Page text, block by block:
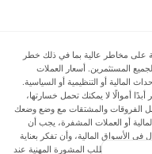
على مخاطر عالية بما في ذلك خطر
المستثمرين. أسعار العملات
المالية أو التنظيمية أو السياسية.
أموالًا لا يمكنك تحمل خسارتها،
الفروقات والمشتقات مع وضع وضعك
أو العملات المشفرة، يجب أن
في الأسواق المالية، وأن تفكر بعناية
وأن تطلب المشورة المهنية عند